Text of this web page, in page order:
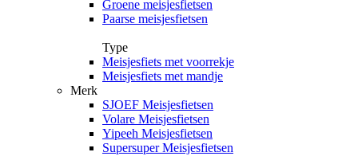
Groene meisjesfietsen
Paarse meisjesfietsen
Type
Meisjesfiets met voorrekje
Meisjesfiets met mandje
Merk
SJOEF Meisjesfietsen
Volare Meisjesfietsen
Yipeeh Meisjesfietsen
Supersuper Meisjesfietsen